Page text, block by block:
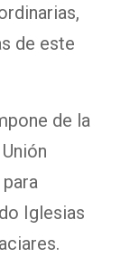
de este
de la
Iglesias